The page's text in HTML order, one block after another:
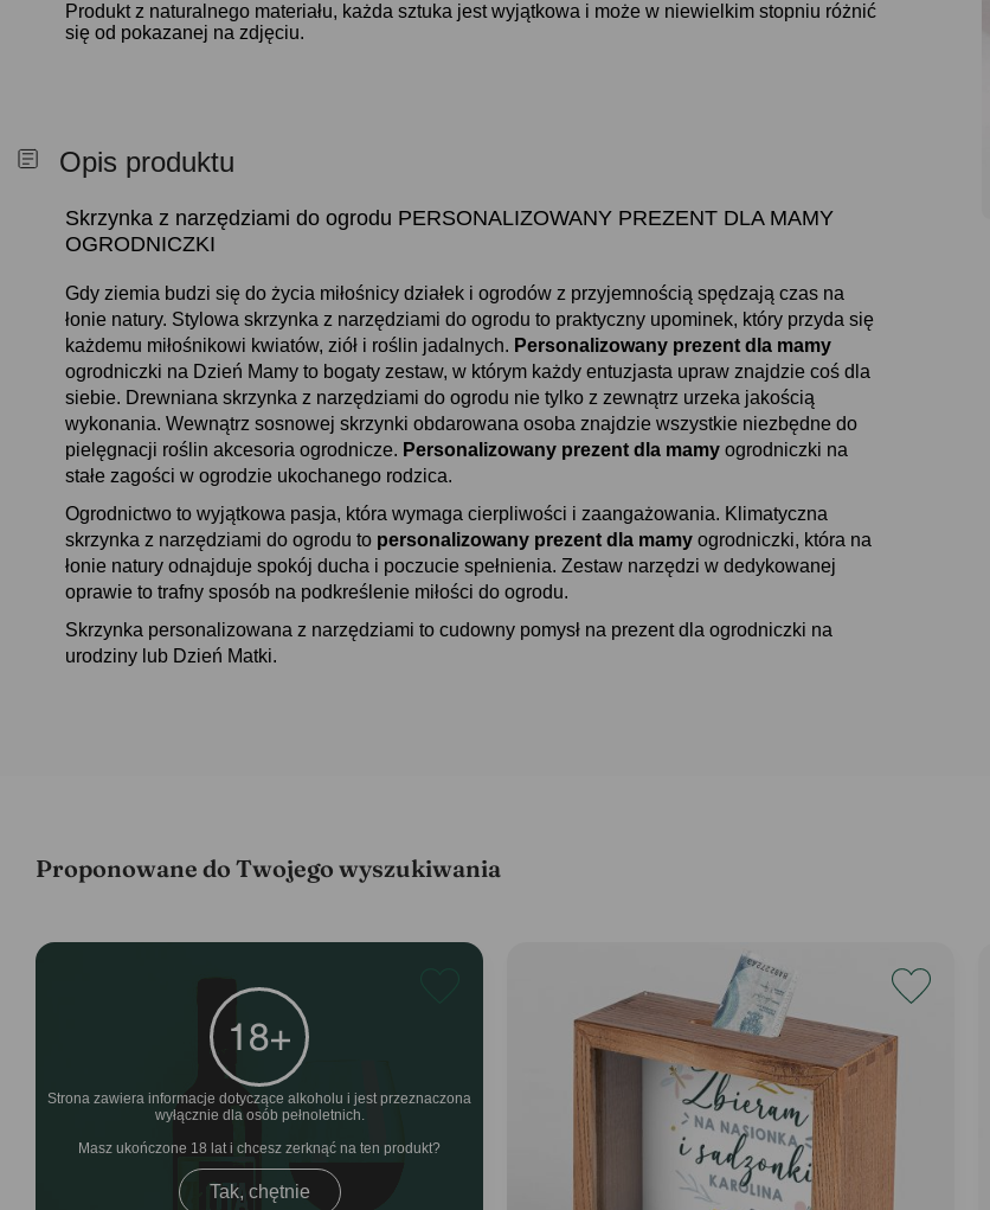
Produkt z naturalnego materiału, każda sztuka jest wyjątkowa i może w niewielkim stopniu różnić
się od pokazanej na zdjęciu.
Opis produktu
Skrzynka z narzędziami do ogrodu PERSONALIZOWANY PREZENT DLA MAMY
OGRODNICZKI
Gdy ziemia budzi się do życia miłośnicy działek i ogrodów z przyjemnością spędzają czas na
łonie natury. Stylowa skrzynka z narzędziami do ogrodu to praktyczny upominek, który przyda się
każdemu miłośnikowi kwiatów, ziół i roślin jadalnych. Personalizowany prezent dla mamy
ogrodniczki na Dzień Mamy to bogaty zestaw, w którym każdy entuzjasta upraw znajdzie coś dla
siebie. Drewniana skrzynka z narzędziami do ogrodu nie tylko z zewnątrz urzeka jakością
wykonania. Wewnątrz sosnowej skrzynki obdarowana osoba znajdzie wszystkie niezbędne do
pielęgnacji roślin akcesoria ogrodnicze. Personalizowany prezent dla mamy ogrodniczki na
stałe zagości w ogrodzie ukochanego rodzica.
Ogrodnictwo to wyjątkowa pasja, która wymaga cierpliwości i zaangażowania. Klimatyczna
skrzynka z narzędziami do ogrodu to personalizowany prezent dla mamy ogrodniczki, która na
łonie natury odnajduje spokój ducha i poczucie spełnienia. Zestaw narzędzi w dedykowanej
oprawie to trafny sposób na podkreślenie miłości do ogrodu.
Skrzynka personalizowana z narzędziami to cudowny pomysł na prezent dla ogrodniczki na
urodziny lub Dzień Matki.
Proponowane do Twojego wyszukiwania
Strona zawiera informacje dotyczące alkoholu i jest przeznaczona
wyłącznie dla osób pełnoletnich.
Masz ukończone 18 lat i chcesz zerknąć na ten produkt
Tak, chętnie